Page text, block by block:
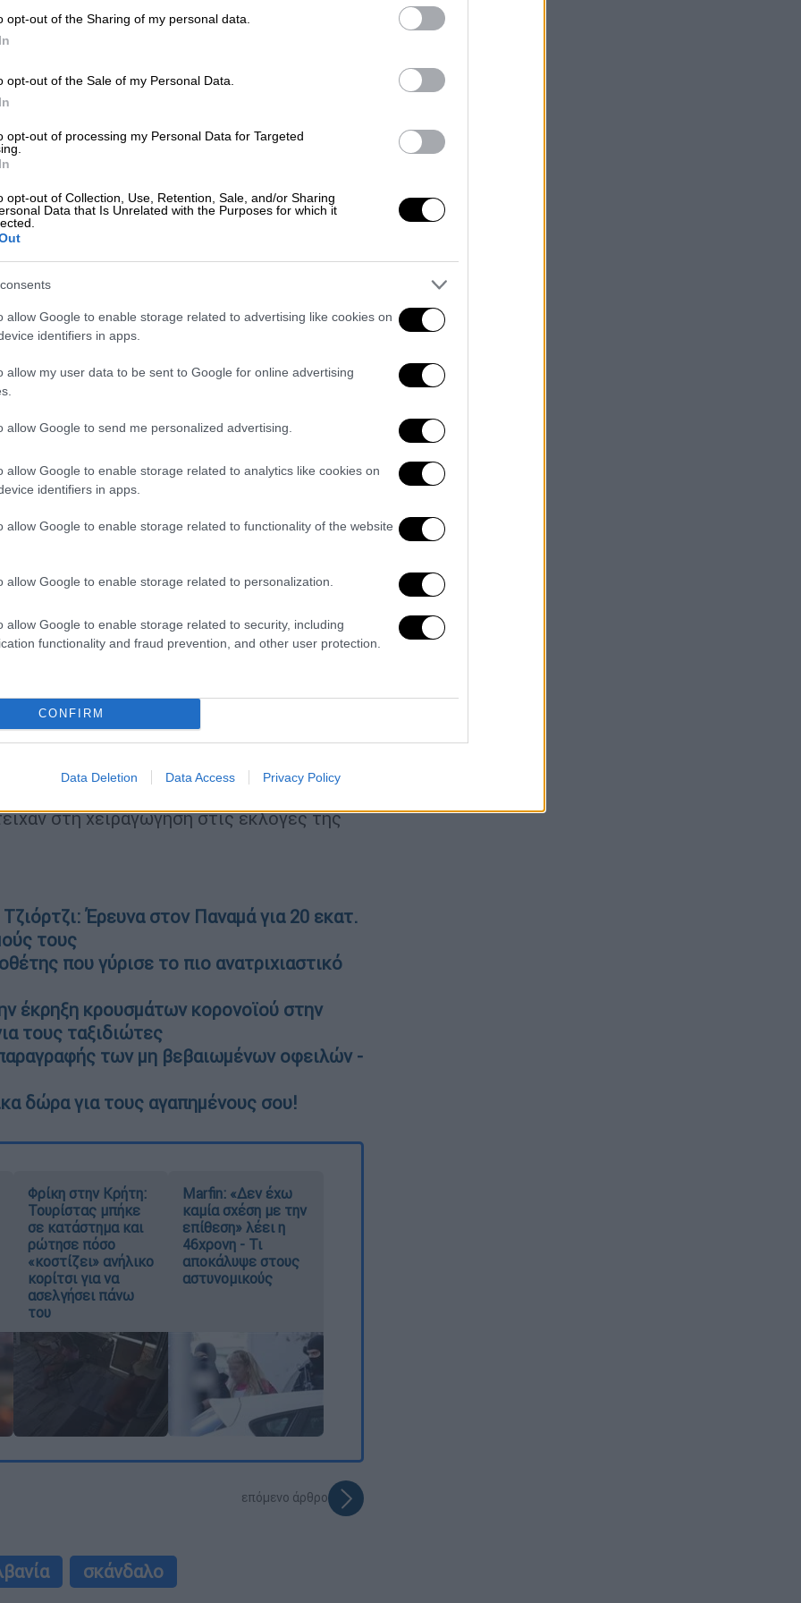
opt-out of the Sharing of my personal data.
opt-out of the Sale of my Personal Data.
opt-out of processing my Personal Data for Targeted
opt-out of Collection, Use, Retention, Sale, and/or Sharing
Data that Is Unrelated with the Purposes for which it
allow Google to enable storage related to advertising like cookies on
identifiers in apps.
allow my user data to be sent to Google for online advertising
allow Google to send me personalized advertising.
allow Google to enable storage related to analytics like cookies on
identifiers in apps.
allow Google to enable storage related to functionality of the website
allow Google to enable storage related to personalization.
allow Google to enable storage related to security, including
functionality and fraud prevention, and other user protection.
CONFIRM
Data Deletion Data Access Privacy Policy
άλλα δύο
άτομα που
να αποφύγει τους
στις εκλογές του 2021
ήταν μέλος του SP ως μέλος μιας
σε ένα KZAZ, όπου τα αποτελέσματα των
ότι αφαίρεσαν ή πρόσθεσαν
κομμάτων.
των Τιράνων. Η Φέρο και οι 20
στη χειραγώγηση στις εκλογές της
Τζιόρτζι: Έρευνα στον Παναμά για 20 εκατ.
τους
που γύρισε το πιο ανατριχιαστικό
έκρηξη κρουσμάτων κορονοϊού στην
τους ταξιδιώτες
των μη βεβαιωμένων οφειλών -
δώρα για τους αγαπημένους σου!
Φρίκη στην Κρήτη:
Τουρίστας μπήκε
σε κατάστημα και
ρώτησε πόσο
«κοστίζει» ανήλικο
κορίτσι για να
ασελγήσει πάνω
του
Marfin: «Δεν έχω
καμία σχέση με την
επίθεση» λέει η
46χρονη - Τι
αποκάλυψε στους
αστυνομικούς
επόμενο άρθρο
σκάνδαλο